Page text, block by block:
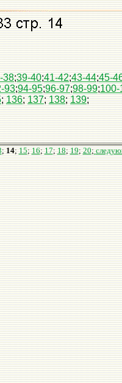
38;39-40;41-42;43-44;45-
93;94-95;96-97;98-99;100-
;136;137;138;139;
;14;15;16;17;18;19;20;